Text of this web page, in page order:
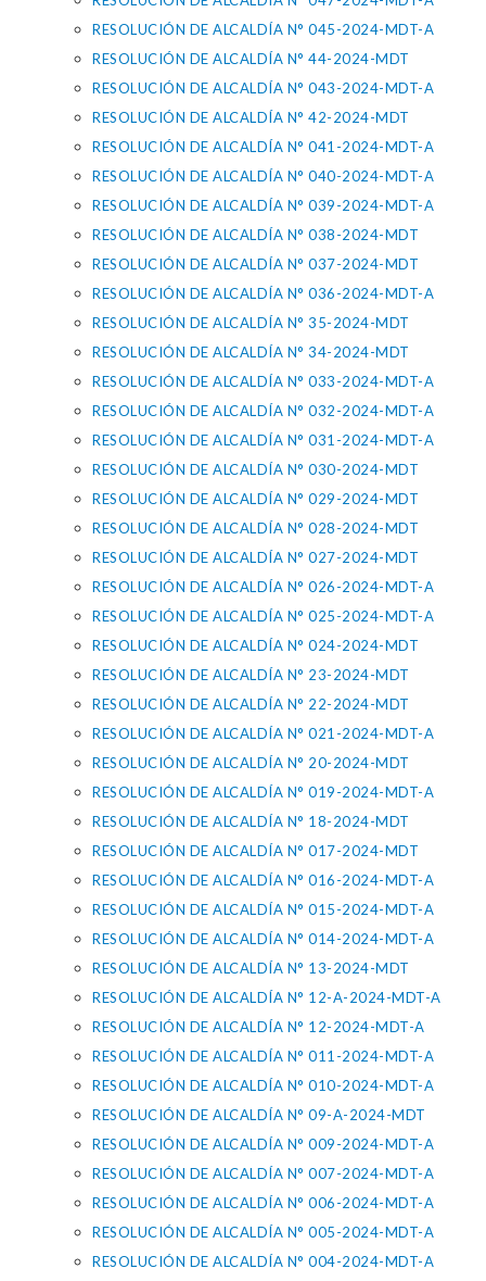
RESOLUCIÓN DE ALCALDÍA N° 045-2024-MDT-A
RESOLUCIÓN DE ALCALDÍA N° 44-2024-MDT
RESOLUCIÓN DE ALCALDÍA N° 043-2024-MDT-A
RESOLUCIÓN DE ALCALDÍA N° 42-2024-MDT
RESOLUCIÓN DE ALCALDÍA N° 041-2024-MDT-A
RESOLUCIÓN DE ALCALDÍA N° 040-2024-MDT-A
RESOLUCIÓN DE ALCALDÍA N° 039-2024-MDT-A
RESOLUCIÓN DE ALCALDÍA N° 038-2024-MDT
RESOLUCIÓN DE ALCALDÍA N° 037-2024-MDT
RESOLUCIÓN DE ALCALDÍA N° 036-2024-MDT-A
RESOLUCIÓN DE ALCALDÍA N° 35-2024-MDT
RESOLUCIÓN DE ALCALDÍA N° 34-2024-MDT
RESOLUCIÓN DE ALCALDÍA N° 033-2024-MDT-A
RESOLUCIÓN DE ALCALDÍA N° 032-2024-MDT-A
RESOLUCIÓN DE ALCALDÍA N° 031-2024-MDT-A
RESOLUCIÓN DE ALCALDÍA N° 030-2024-MDT
RESOLUCIÓN DE ALCALDÍA N° 029-2024-MDT
RESOLUCIÓN DE ALCALDÍA N° 028-2024-MDT
RESOLUCIÓN DE ALCALDÍA N° 027-2024-MDT
RESOLUCIÓN DE ALCALDÍA N° 026-2024-MDT-A
RESOLUCIÓN DE ALCALDÍA N° 025-2024-MDT-A
RESOLUCIÓN DE ALCALDÍA N° 024-2024-MDT
RESOLUCIÓN DE ALCALDÍA N° 23-2024-MDT
RESOLUCIÓN DE ALCALDÍA N° 22-2024-MDT
RESOLUCIÓN DE ALCALDÍA N° 021-2024-MDT-A
RESOLUCIÓN DE ALCALDÍA N° 20-2024-MDT
RESOLUCIÓN DE ALCALDÍA N° 019-2024-MDT-A
RESOLUCIÓN DE ALCALDÍA N° 18-2024-MDT
RESOLUCIÓN DE ALCALDÍA N° 017-2024-MDT
RESOLUCIÓN DE ALCALDÍA N° 016-2024-MDT-A
RESOLUCIÓN DE ALCALDÍA N° 015-2024-MDT-A
RESOLUCIÓN DE ALCALDÍA N° 014-2024-MDT-A
RESOLUCIÓN DE ALCALDÍA N° 13-2024-MDT
RESOLUCIÓN DE ALCALDÍA N° 12-A-2024-MDT-A
RESOLUCIÓN DE ALCALDÍA N° 12-2024-MDT-A
RESOLUCIÓN DE ALCALDÍA N° 011-2024-MDT-A
RESOLUCIÓN DE ALCALDÍA N° 010-2024-MDT-A
RESOLUCIÓN DE ALCALDÍA N° 09-A-2024-MDT
RESOLUCIÓN DE ALCALDÍA N° 009-2024-MDT-A
RESOLUCIÓN DE ALCALDÍA N° 007-2024-MDT-A
RESOLUCIÓN DE ALCALDÍA N° 006-2024-MDT-A
RESOLUCIÓN DE ALCALDÍA N° 005-2024-MDT-A
RESOLUCIÓN DE ALCALDÍA N° 004-2024-MDT-A